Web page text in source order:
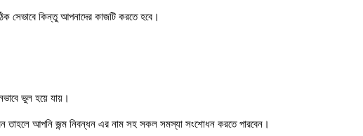
সেভাবে কিন্তু আপনাদের কাজটি করতে হবে।
ভুল হয়ে যায়।
তাহলে আপনি জন্ম নিবন্ধন এর নাম সহ সকল সমস্যা সংশোধন করতে পারবেন।